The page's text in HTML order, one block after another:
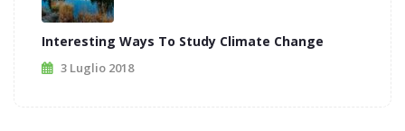
Interesting Ways To Study Climate Change
3 Luglio 2018